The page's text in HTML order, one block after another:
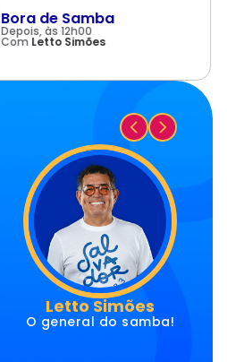
Bora de Samba
Depois, às 12h00
Com Letto Simões
Letto Simões
O general do samba!